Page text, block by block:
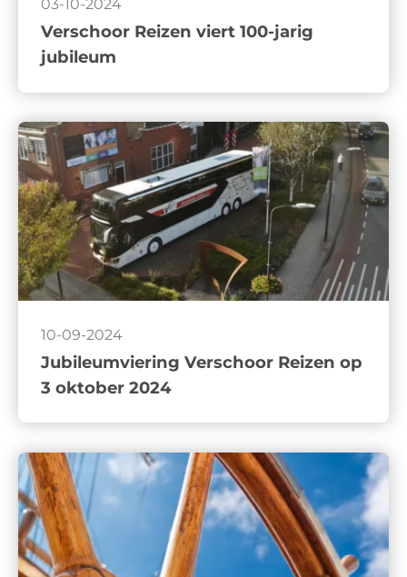
03-10-2024
Verschoor Reizen viert 100-jarig
jubileum
10-09-2024
Jubileumviering Verschoor Reizen op
3 oktober 2024